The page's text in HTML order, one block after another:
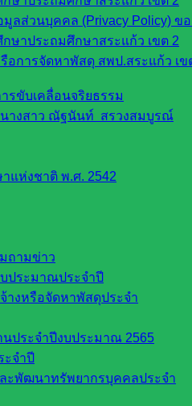
ลส่วนบุคคล (Privacy Policy) ข
ษาประถมศึกษาสระแก้ว เขต 2
อการจัดหาพัสดุ สพป.สระแก้ว เข
รขับเคลื่อนจริยธรรม
นางสาว ณัฐนันท์ สรวงสมบูรณ์
แห่งชาติ พ.ศ. 2542
มถามข่าว
บประมาณประจำปี
างหรือจัดหาพัสดุประจำ
นประจำปีงบประมาณ 2565
ะจำปี
ะพัฒนาทรัพยากรบุคคลประจำ
reserved. Design By SK2 ICT